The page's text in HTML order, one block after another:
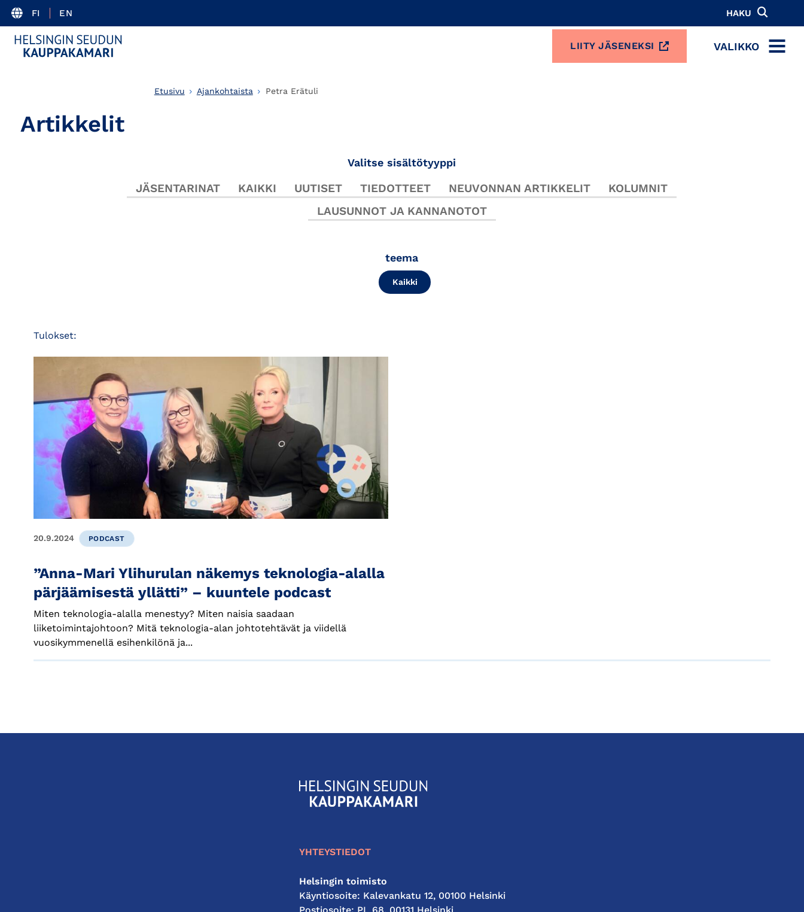
FI EN HAKU
LIITY JÄSENEKSI VALIKKO
MENU
Etusivu Ajankohtaista Petra Erätuli
Artikkelit
Valitse sisältötyyppi
JÄSENTARINAT KAIKKI UUTISET TIEDOTTEET NEUVONNAN ARTIKKELIT
KOLUMNIT
LAUSUNNOT JA KANNANOTOT
teema
Kaikki
Tulokset:
20.9.2024 PODCAST
”Anna-Mari Ylihurulan näkemys teknologia-alalla
pärjäämisestä yllätti” – kuuntele podcast
Miten teknologia-alalla menestyy? Miten naisia saadaan
liiketoimintajohtoon? Mitä teknologia-alan johtotehtävät ja viidellä
vuosikymmenellä esihenkilönä ja...
KauppakamariHelsingin
seudun
YHTEYSTIEDOT
Helsingin toimisto
Käyntiosoite: Kalevankatu 12, 00100 Helsinki